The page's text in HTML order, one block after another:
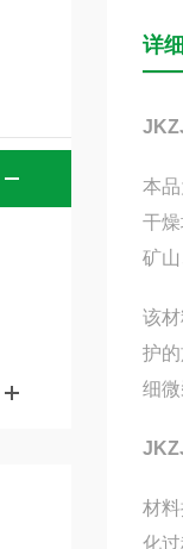
详
本
干
矿
该
护
细
材
化